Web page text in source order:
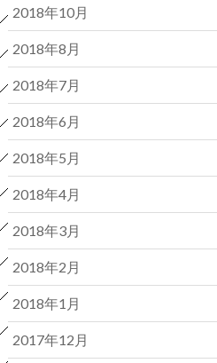
2018年10月
2018年8月
2018年7月
2018年6月
2018年5月
2018年4月
2018年3月
2018年2月
2018年1月
2017年12月